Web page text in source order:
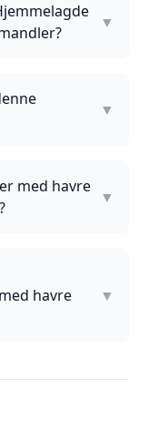
▼
▼
med havre
▼
havre
▼